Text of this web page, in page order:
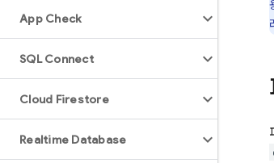
App Check
SQL Connect
Cloud Firestore
Realtime Database